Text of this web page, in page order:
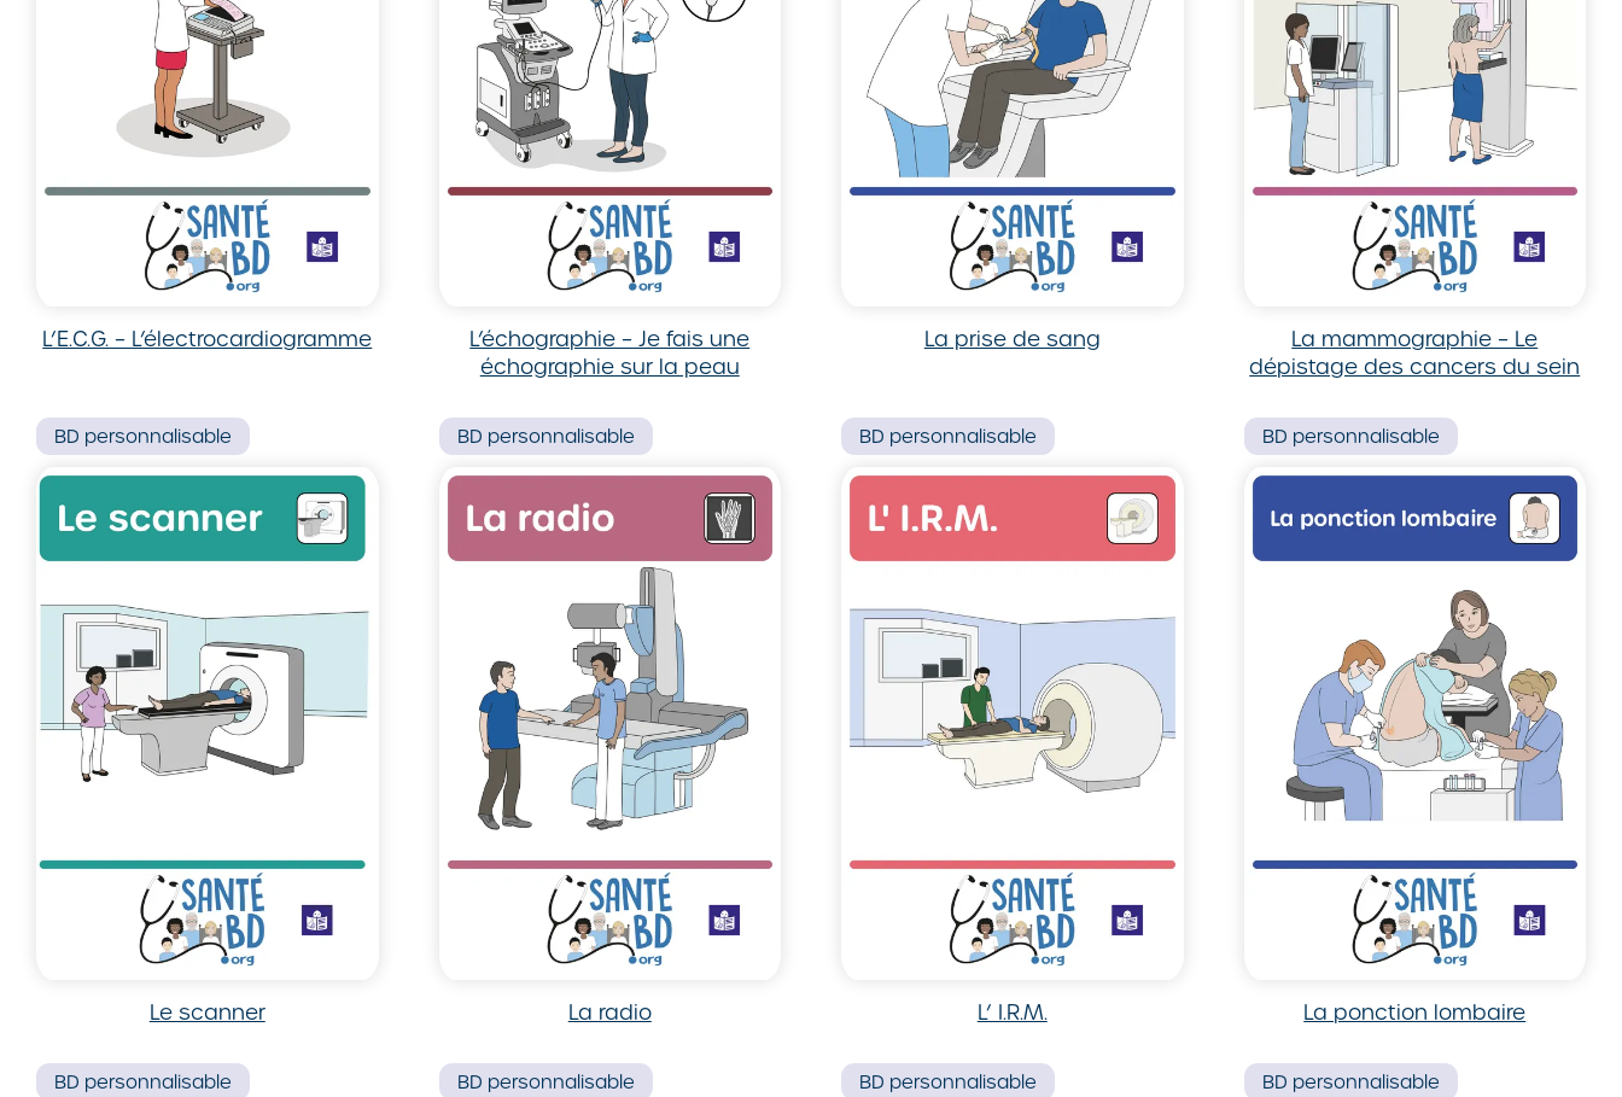
L’E.C.G. – L’électrocardiogramme
L’échographie – Je fais une
échographie sur la peau
La prise de sang
La mammographie – Le
dépistage des cancers du sein
BD personnalisable
Le scanner
BD personnalisable
La radio
BD personnalisable
L’ I.R.M.
BD personnalisable
La ponction lombaire
BD personnalisable BD personnalisable BD personnalisable BD personnalisable